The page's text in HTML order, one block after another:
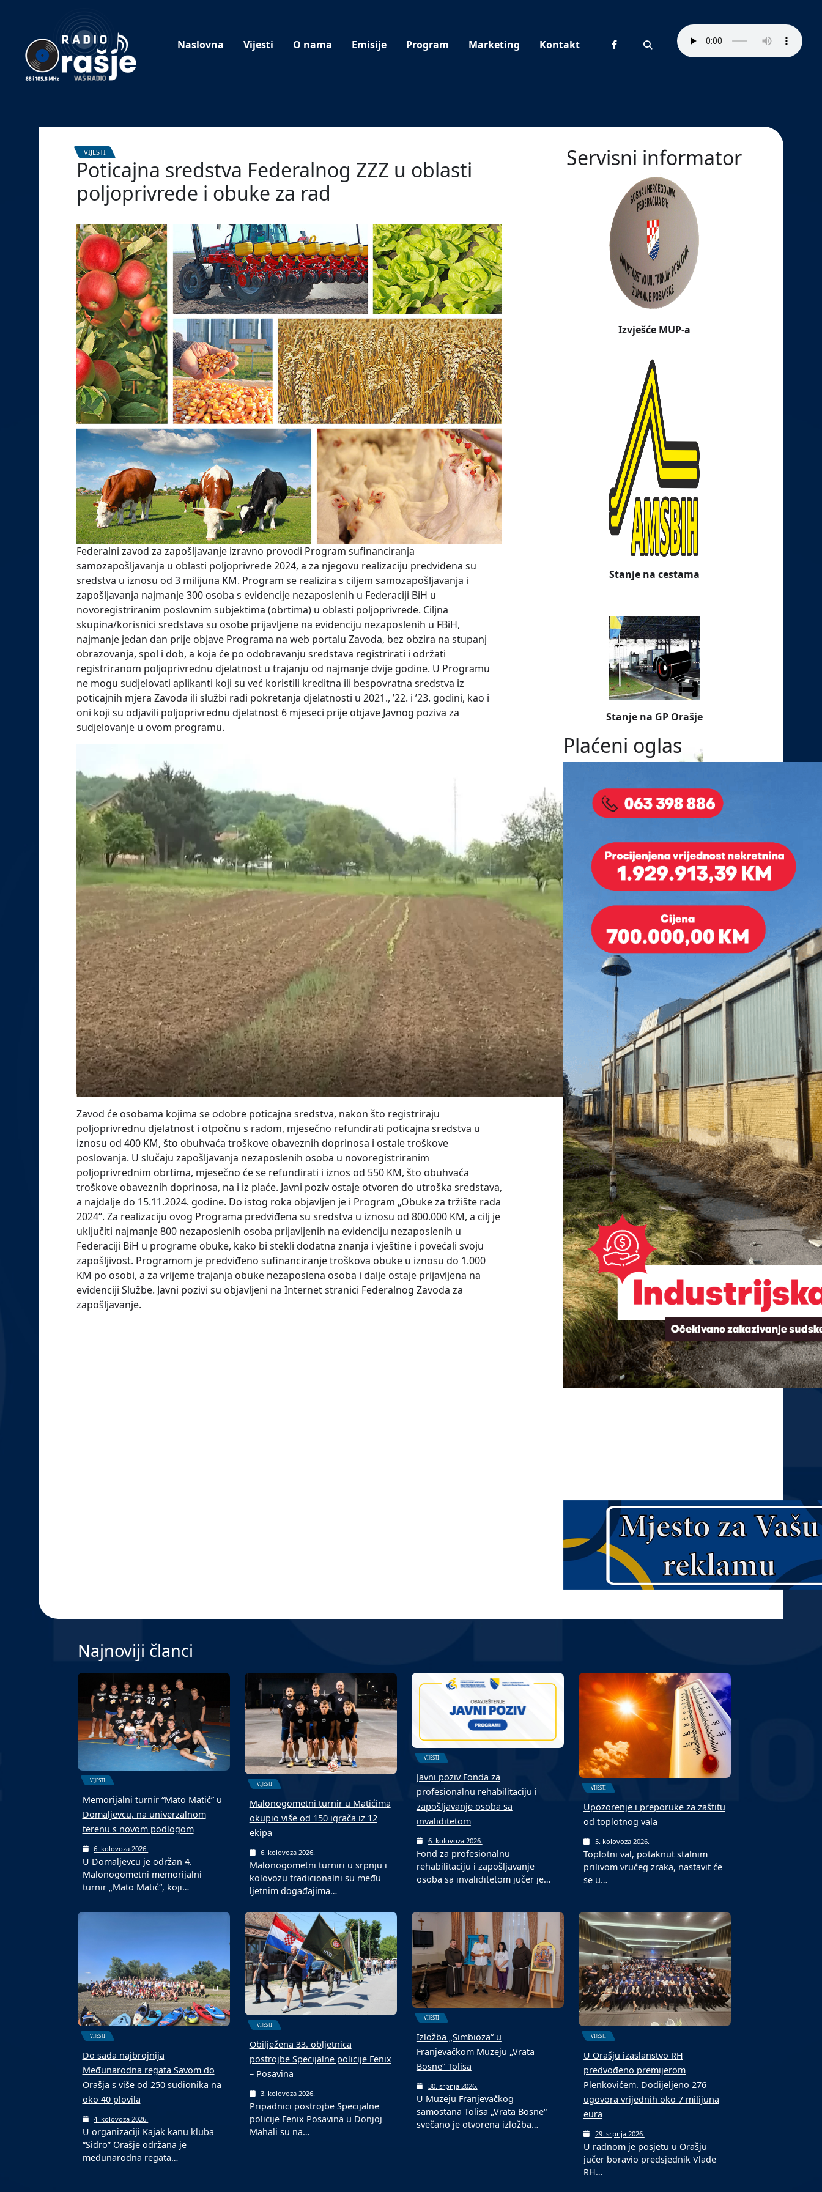
website!
Naslovna Vijesti O nama Emisije Program Marketing Kontakt
VIJESTI
Poticajna sredstva Federalnog ZZZ u oblasti
poljoprivrede i obuke za rad
Federalni zavod za zapošljavanje izravno provodi Program sufinanciranja
samozapošljavanja u oblasti poljoprivrede 2024, a za njegovu realizaciju predviđena su
sredstva u iznosu od 3 milijuna KM. Program se realizira s ciljem samozapošljavanja i
zapošljavanja najmanje 300 osoba s evidencije nezaposlenih u Federaciji BiH u
novoregistriranim poslovnim subjektima (obrtima) u oblasti poljoprivrede. Ciljna
skupina/korisnici sredstava su osobe prijavljene na evidenciju nezaposlenih u FBiH,
najmanje jedan dan prije objave Programa na web portalu Zavoda, bez obzira na stupanj
obrazovanja, spol i dob, a koja će po odobravanju sredstava registrirati i održati
registriranom poljoprivrednu djelatnost u trajanju od najmanje dvije godine. U Programu
ne mogu sudjelovati aplikanti koji su već koristili kreditna ili bespovratna sredstva iz
poticajnih mjera Zavoda ili službi radi pokretanja djelatnosti u 2021., ’22. i ’23. godini, kao i
oni koji su odjavili poljoprivrednu djelatnost 6 mjeseci prije objave Javnog poziva za
sudjelovanje u ovom programu.
Zavod će osobama kojima se odobre poticajna sredstva, nakon što registriraju
poljoprivrednu djelatnost i otpočnu s radom, mjesečno refundirati poticajna sredstva u
iznosu od 400 KM, što obuhvaća troškove obaveznih doprinosa i ostale troškove
poslovanja. U slučaju zapošljavanja nezaposlenih osoba u novoregistriranim
poljoprivrednim obrtima, mjesečno će se refundirati i iznos od 550 KM, što obuhvaća
troškove obaveznih doprinosa, na i iz plaće. Javni poziv ostaje otvoren do utroška sredstava,
a najdalje do 15.11.2024. godine. Do istog roka objavljen je i Program „Obuke za tržište rada
2024“. Za realizaciju ovog Programa predviđena su sredstva u iznosu od 800.000 KM, a cilj je
uključiti najmanje 800 nezaposlenih osoba prijavljenih na evidenciju nezaposlenih u
Federaciji BiH u programe obuke, kako bi stekli dodatna znanja i vještine i povećali svoju
zapošljivost. Programom je predviđeno sufinanciranje troškova obuke u iznosu do 1.000
KM po osobi, a za vrijeme trajanja obuke nezaposlena osoba i dalje ostaje prijavljena na
evidenciji Službe. Javni pozivi su objavljeni na Internet stranici Federalnog Zavoda za
zapošljavanje.
Servisni informator
Izvješće MUP-a
Stanje na cestama
Stanje na GP Orašje
Plaćeni oglas
Najnoviji članci
VIJESTI
Memorijalni turnir “Mato Matić” u
Malonogometni memorijalni
turnir „Mato Matić“, koji…
VIJESTI
Malonogometni turnir u Matićima
okupio više od 150 igrača iz 12
ekipa
6. kolovoza 2026.
Malonogometni turniri u srpnju i
kolovozu tradicionalni su među
ljetnim događajima…
Javni poziv Fonda za
profesionalnu rehabilitaciju i
invaliditetom
6. kolovoza 2026.
Fond za profesionalnu
rehabilitaciju i zapošljavanje
osoba sa invaliditetom jučer je…
VIJESTI
od toplotnog vala
5. kolovoza 2026.
Toplotni val, potaknut stalnim
prilivom vrućeg zraka, nastavit će
se u…
Do sada najbrojnija
Međunarodna regata Savom do
VIJESTI
Obilježena 33. obljetnica
VIJESTI
Izložba „Simbioza“ u
U Orašju izaslanstvo RH
predvođeno premijerom
Plenkovićem. Dodijeljeno 276